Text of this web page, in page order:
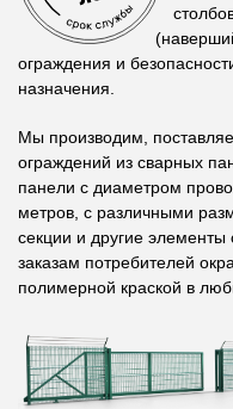
ограждения и
назначения.
Мы производим,
ограждений из сварных
панели с диаметром
метров, с различными
секции и другие
заказам потребителей
полимерной краской в